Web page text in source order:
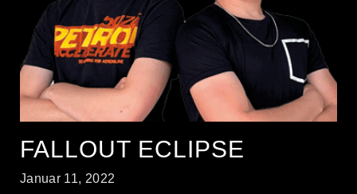
FALLOUT ECLIPSE
Januar 11, 2022